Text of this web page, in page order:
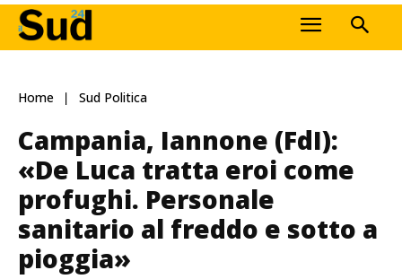
Home Sud Politica
Campania, Iannone (FdI):
«De Luca tratta eroi come
profughi. Personale
sanitario al freddo e sotto a
pioggia»